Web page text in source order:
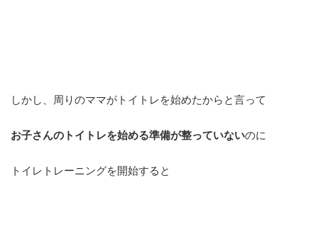
しかし、周りのママがトイトレを始めたからと言って
お子さんのトイトレを始める準備が整っていないのに
トイレトレーニングを開始すると